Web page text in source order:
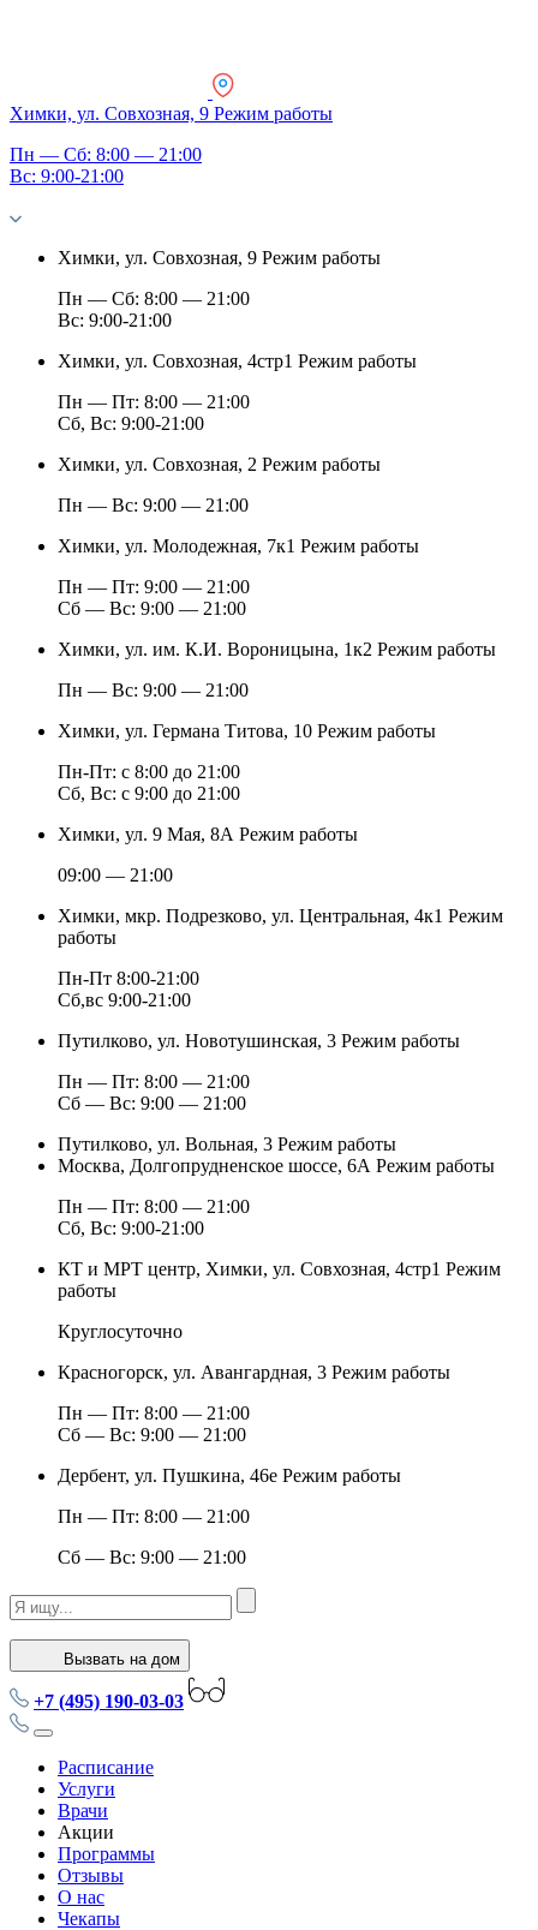
Химки, ул. Совхозная, 9 Режим работы
Пн — Сб: 8:00 — 21:00
Вс: 9:00-21:00
Химки, ул. Совхозная, 9 Режим работы
Пн — Сб: 8:00 — 21:00
Вс: 9:00-21:00
Химки, ул. Совхозная, 4стр1 Режим работы
Пн — Пт: 8:00 — 21:00
Сб, Вс: 9:00-21:00
Химки, ул. Совхозная, 2 Режим работы
Пн — Вс: 9:00 — 21:00
Химки, ул. Молодежная, 7к1 Режим работы
Пн — Пт: 9:00 — 21:00
Cб — Вс: 9:00 — 21:00
Химки, ул. им. К.И. Вороницына, 1к2 Режим работы
Пн — Вс: 9:00 — 21:00
Химки, ул. Германа Титова, 10 Режим работы
Пн-Пт: с 8:00 до 21:00
Сб, Вс: с 9:00 до 21:00
Химки, ул. 9 Мая, 8А Режим работы
09:00 — 21:00
Химки, мкр. Подрезково, ул. Центральная, 4к1 Режим
работы
Пн-Пт 8:00-21:00
Сб,вс 9:00-21:00
Путилково, ул. Новотушинская, 3 Режим работы
Пн — Пт: 8:00 — 21:00
Сб — Вс: 9:00 — 21:00
Путилково, ул. Вольная, 3 Режим работы
Москва, Долгопрудненское шоссе, 6А Режим работы
Пн — Пт: 8:00 — 21:00
Сб, Вс: 9:00-21:00
КТ и МРТ центр, Химки, ул. Совхозная, 4стр1 Режим
работы
Круглосуточно
Красногорск, ул. Авангардная, 3 Режим работы
Пн — Пт: 8:00 — 21:00
Сб — Вс: 9:00 — 21:00
Дербент, ул. Пушкина, 46е Режим работы
Пн — Пт: 8:00 — 21:00
Сб — Вс: 9:00 — 21:00
Вызвать на дом
+7 (495) 190-03-03
Расписание
Услуги
Врачи
Акции
Программы
Отзывы
О нас
Чекапы